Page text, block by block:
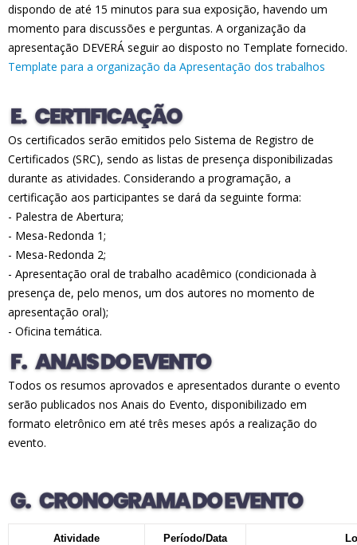
dispondo de até 15 minutos para sua exposição, havendo um
momento para discussões e perguntas. A organização da
apresentação DEVERÁ seguir ao disposto no Template fornecido.
Template para a organização da Apresentação dos trabalhos
Os certificados serão emitidos pelo Sistema de Registro de
Certificados (SRC), sendo as listas de presença disponibilizadas
durante as atividades. Considerando a programação, a
certificação aos participantes se dará da seguinte forma:
- Palestra de Abertura;
- Mesa-Redonda 1;
- Mesa-Redonda 2;
- Apresentação oral de trabalho acadêmico (condicionada à
presença de, pelo menos, um dos autores no momento de
apresentação oral);
- Oficina temática.
Todos os resumos aprovados e apresentados durante o evento
serão publicados nos Anais do Evento, disponibilizado em
formato eletrônico em até três meses após a realização do
evento.
Atividade Período/Data